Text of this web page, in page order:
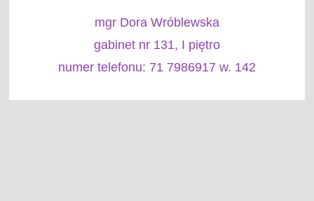
mgr Dora Wróblewska
gabinet nr 131, I piętro
numer telefonu: 71 7986917 w. 142